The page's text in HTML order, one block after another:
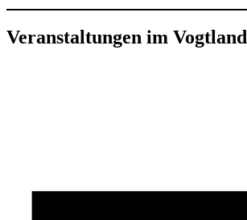
Veranstaltungen im Vogtland